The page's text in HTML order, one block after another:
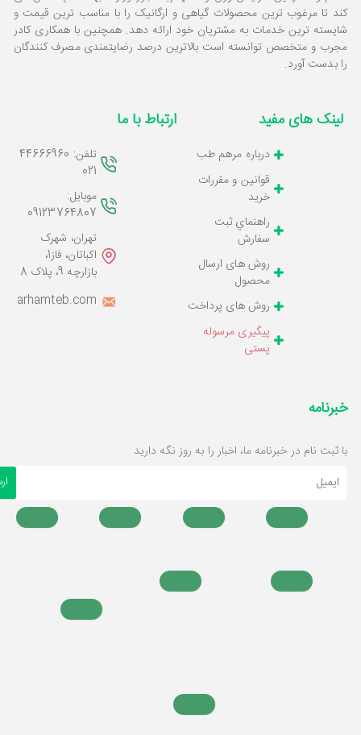
کند تا مرغوب ترین محصولات گیاهی و ارگانیک را با مناسب ترین قیمت و
شایسته ترین خدمات به مشتریان خود ارائه دهد. همچنین با همکاری کادر
مجرب و متخصص توانسته است بالاترین درصد رضایتمندی مصرف کنندگان
را بدست آورد.
لینک های مفید
درباره مرهم طب
قوانين و مقررات
خرید
راهنماي ثبت
سفارش
روش های ارسال
محصول
روش های پرداخت
پیگیری مرسوله
پستی
ارتباط با ما
تلفن: 44666960
021
موبایل:
09123764807
تهران، شهرک
اکباتان، فاز1،
بازارچه 9، پلاک 8
خبرنامه
با ثبت نام در خبرنامه ما، اخبار را به روز نگه دارید
ایمیل